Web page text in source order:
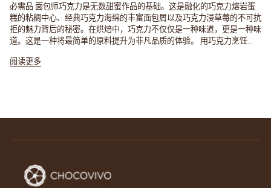
必需品 面包师巧克力是无数甜蜜作品的基础。这是融化的巧克力熔岩蛋
糕的粘稠中心、经典巧克力海绵的丰富面包屑以及巧克力浸草莓的不可抗
拒的魅力背后的秘密。在烘焙中，巧克力不仅仅是一种味道，更是一种味
道。这是一种将最简单的原料提升为非凡品质的体验。 用巧克力烹饪...
阅读更多